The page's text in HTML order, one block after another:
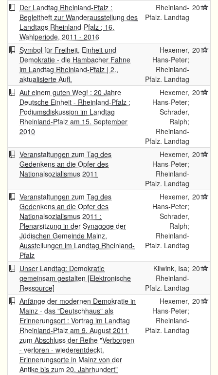
Der Landtag Rheinland-Pfalz :
Begleitheft zur Wanderausstellung des
Landtags Rheinland-Pfalz ; 16.
Wahlperiode, 2011 - 2016
Rheinland-
Pfalz. Landtag
2011
Symbol für Freiheit, Einheit und
Demokratie - die Hambacher Fahne
im Landtag Rheinland-Pfalz | 2.,
aktualisierte Aufl.
Hexemer,
Hans-Peter;
Rheinland-
Pfalz. Landtag
2011
Auf einem guten Weg! : 20 Jahre
Deutsche Einheit - Rheinland-Pfalz ;
Podiumsdiskussion im Landtag
Rheinland-Pfalz am 15. September
2010
Hexemer,
Hans-Peter;
Schrader,
Ralph;
Rheinland-
Pfalz. Landtag
2011
Veranstaltungen zum Tag des
Gedenkens an die Opfer des
Nationalsozialismus 2011
Hexemer,
Hans-Peter;
Rheinland-
Pfalz. Landtag
2011
Veranstaltungen zum Tag des
Gedenkens an die Opfer des
Nationalsozialismus 2011 :
Plenarsitzung in der Synagoge der
Jüdischen Gemeinde Mainz,
Ausstellungen im Landtag Rheinland-
Pfalz
Hexemer,
Hans-Peter;
Schrader,
Ralph;
Rheinland-
Pfalz. Landtag
2011
Unser Landtag: Demokratie
gemeinsam gestalten [Elektronische
Ressource]
Kilwink, Isa;
Rheinland-
Pfalz. Landtag
2011
Anfänge der modernen Demokratie in
Mainz - das "Deutschhaus" als
Erinnerungsort : Vortrag im Landtag
Rheinland-Pfalz am 9. August 2011
zum Abschluss der Reihe "Verborgen
- verloren - wiederentdeckt.
Erinnerungsorte in Mainz von der
Antike bis zum 20. Jahrhundert"
Hexemer,
Hans-Peter;
Rheinland-
Pfalz. Landtag
2011